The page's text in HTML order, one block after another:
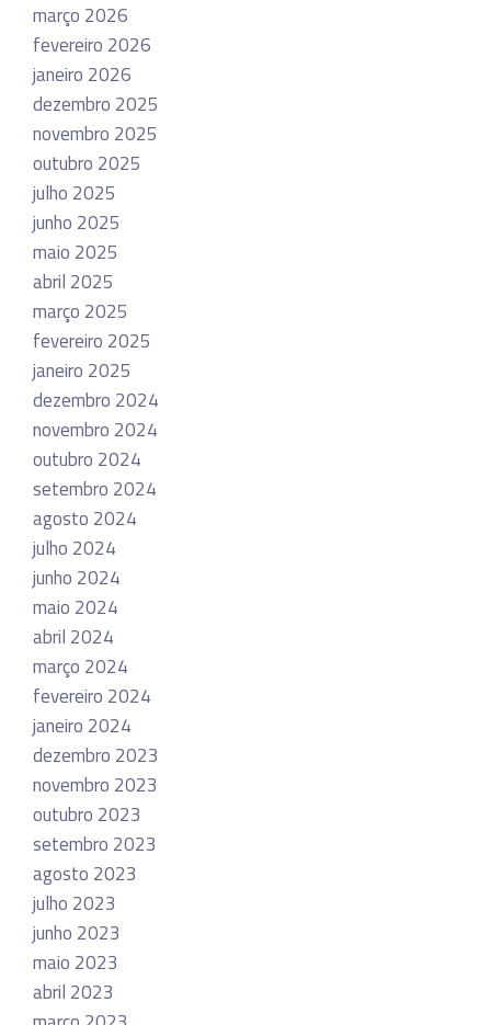
março 2026
fevereiro 2026
janeiro 2026
dezembro 2025
novembro 2025
outubro 2025
julho 2025
junho 2025
maio 2025
abril 2025
março 2025
fevereiro 2025
janeiro 2025
dezembro 2024
novembro 2024
outubro 2024
setembro 2024
agosto 2024
julho 2024
junho 2024
maio 2024
abril 2024
março 2024
fevereiro 2024
janeiro 2024
dezembro 2023
novembro 2023
outubro 2023
setembro 2023
agosto 2023
julho 2023
junho 2023
maio 2023
abril 2023